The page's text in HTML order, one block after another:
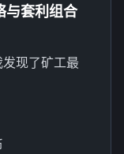
与套利组合
发现了矿工最